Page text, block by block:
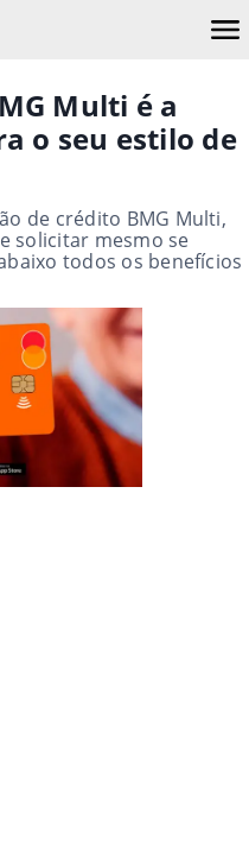
Multi é a
o seu estilo de
de crédito BMG Multi,
solicitar mesmo se
todos os benefícios